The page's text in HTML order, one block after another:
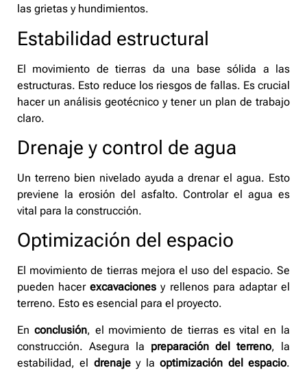
las grietas y hundimientos.
Estabilidad estructural
El movimiento de tierras da una base sólida a las
estructuras. Esto reduce los riesgos de fallas. Es crucial
hacer un análisis geotécnico y tener un plan de trabajo
claro.
Drenaje y control de agua
Un terreno bien nivelado ayuda a drenar el agua. Esto
previene la erosión del asfalto. Controlar el agua es
vital para la construcción.
Optimización del espacio
El movimiento de tierras mejora el uso del espacio. Se
pueden hacerexcavaciones y rellenos para adaptar el
terreno. Esto es esencial para el proyecto.
En conclusión, el movimiento de tierras es vital en la
construcción. Asegura la preparación del terreno, la
estabilidad, el drenajey laoptimización del espacio.